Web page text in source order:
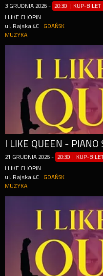
3 GRUDNIA 2026 - 20:30 | KUP-BILET
I LIKE CHOPIN
ul. Rajska 4C
GDAŃSK
MUZYKA
I LIKE QUEEN - PIANO
21 GRUDNIA 2026 - 20:30 | KUP-
I LIKE CHOPIN
ul. Rajska 4C
GDAŃSK
MUZYKA